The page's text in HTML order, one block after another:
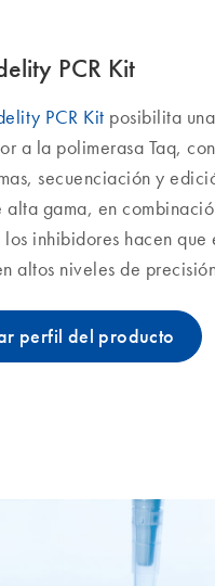
PCR Kit
PCR Kit posibilita
a la polimerasa Taq,
secuenciación y
gama, en
los inhibidores hacen
altos niveles de
perfil del producto